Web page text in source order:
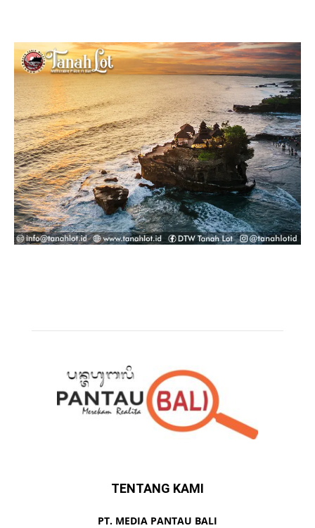
TENTANG KAMI
PT. MEDIA PANTAU BALI